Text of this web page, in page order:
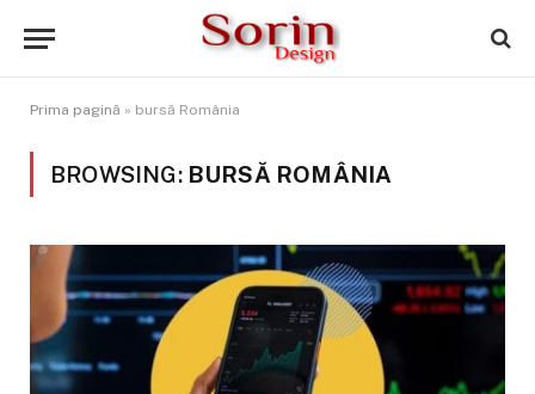
Prima pagină » bursă România
BROWSING: BURSĂ ROMÂNIA